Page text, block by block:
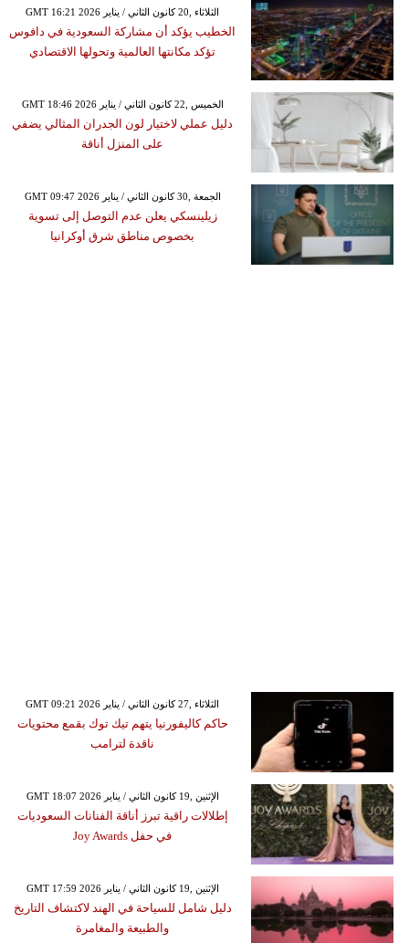
GMT 16:21 2026 الثلاثاء ,20 كانون الثاني / يناير
الخطيب يؤكد أن مشاركة السعودية في دافوس
تؤكد مكانتها العالمية وتحولها الاقتصادي
GMT 18:46 2026 الخميس ,22 كانون الثاني / يناير
دليل عملي لاختيار لون الجدران المثالي يضفي
على المنزل أناقة
GMT 09:47 2026 الجمعة ,30 كانون الثاني / يناير
زيلينسكي يعلن عدم التوصل إلى تسوية
بخصوص مناطق شرق أوكرانيا
GMT 09:21 2026 الثلاثاء ,27 كانون الثاني / يناير
حاكم كاليفورنيا يتهم تيك توك بقمع محتويات
ناقدة لترامب
GMT 18:07 2026 الإثنين ,19 كانون الثاني / يناير
إطلالات راقية تبرز أناقة الفنانات السعوديات
في حفل Joy Awards
GMT 17:59 2026 الإثنين ,19 كانون الثاني / يناير
دليل شامل للسياحة في الهند لاكتشاف التاريخ
والطبيعة والمغامرة